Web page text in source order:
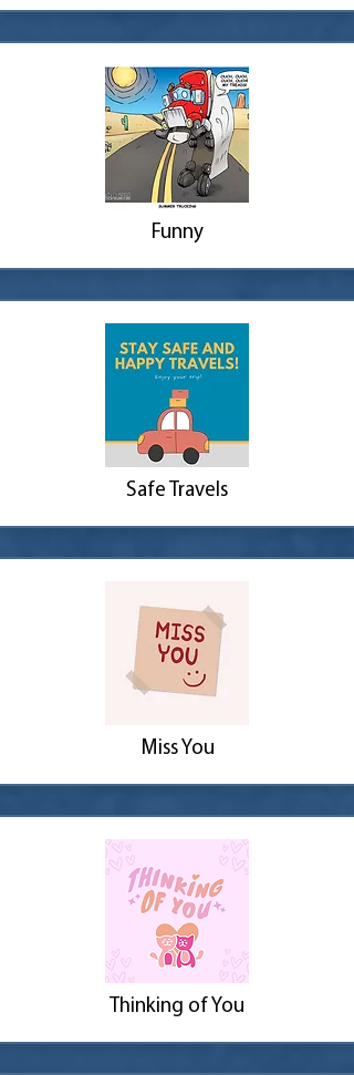
Funny
Safe Travels
Miss You
Thinking of You